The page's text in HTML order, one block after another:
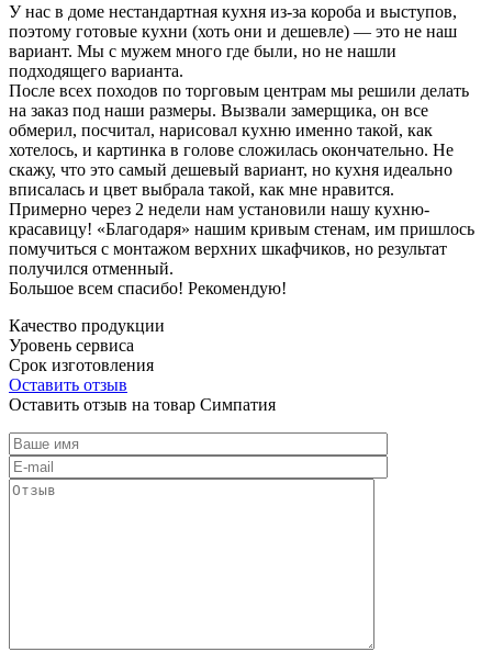
У нас в доме нестандартная кухня из-за короба и выступов,
поэтому готовые кухни (хоть они и дешевле) — это не наш
вариант. Мы с мужем много где были, но не нашли
подходящего варианта.
После всех походов по торговым центрам мы решили делать
на заказ под наши размеры. Вызвали замерщика, он все
обмерил, посчитал, нарисовал кухню именно такой, как
хотелось, и картинка в голове сложилась окончательно. Не
скажу, что это самый дешевый вариант, но кухня идеально
вписалась и цвет выбрала такой, как мне нравится.
Примерно через 2 недели нам установили нашу кухню-
красавицу! «Благодаря» нашим кривым стенам, им пришлось
помучиться с монтажом верхних шкафчиков, но результат
получился отменный.
Большое всем спасибо! Рекомендую!
Качество продукции
Уровень сервиса
Срок изготовления
Оставить отзыв
Оставить отзыв на товар Симпатия